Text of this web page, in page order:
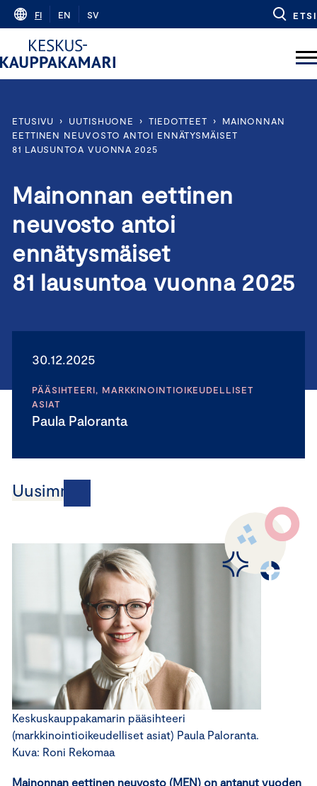
Skip
content
FI EN SV ETSI
ETUSIVU › UUTISHUONE › TIEDOTTEET ›
MAINONNAN
EETTINEN NEUVOSTO ANTOI ENNÄTYSMÄISET
81 LAUSUNTOA VUONNA 2025
Mainonnan eettinen
neuvosto antoi
ennätysmäiset
81 lausuntoa vuonna 2025
30.12.2025
PÄÄSIHTEERI, MARKKINOINTIOIKEUDELLISET
ASIAT
Paula Paloranta
Uusimmat
Keskuskauppakamarin pääsihteeri
(markkinointioikeudelliset asiat) Paula Paloranta.
Kuva: Roni Rekomaa
Mainonnan eettinen neuvosto (MEN) on antanut vuoden